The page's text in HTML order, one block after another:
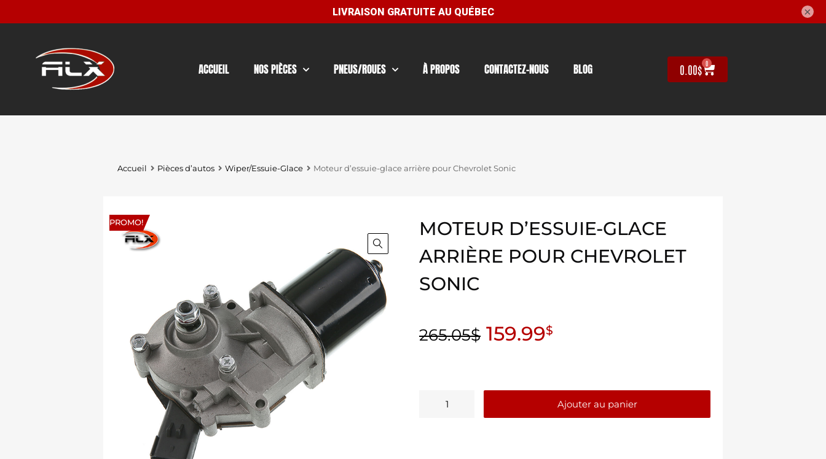
ACCUEIL NOS PIÈCES PNEUS/ROUES À PROPOS CONTACTEZ-NOUS BLOG 0.00$ 0
Accueil Pièces d’autos Wiper/Essuie-Glace Moteur d’essuie-glace arrière pour Chevrolet Sonic
PROMO!
MOTEUR D’ESSUIE-GLACE
ARRIÈRE POUR CHEVROLET
SONIC
265.05$ 159.99$
Ajouter au panier
×